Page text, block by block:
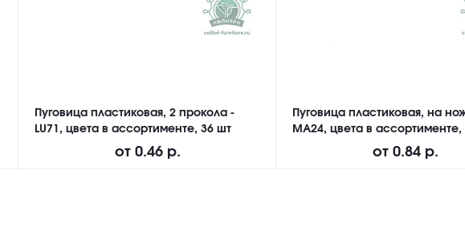
Пуговица пластиковая, 2 прокола -
LU71, цвета в ассортименте, 36 шт
от 0.46 р.
Пуговица пластиковая, на
MA24, цвета в ассортименте,
от 0.84 р.